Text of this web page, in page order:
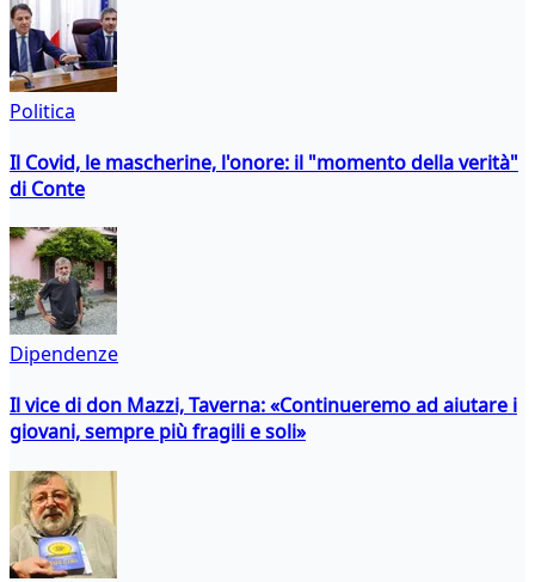
Politica
Il Covid, le mascherine, l'onore: il "momento della verità"
di Conte
Dipendenze
Il vice di don Mazzi, Taverna: «Continueremo ad aiutare i
giovani, sempre più fragili e soli»